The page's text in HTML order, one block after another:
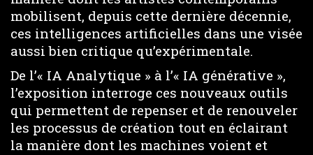
mobilisent, depuis cette dernière décennie,
ces intelligences artificielles dans une visée
aussi bien critique qu’expérimentale.
De l’« IA Analytique » à l’« IA générative »,
l’exposition interroge ces nouveaux outils
qui permettent de repenser et de renouveler
les processus de création tout en éclairant
la manière dont les machines voient et